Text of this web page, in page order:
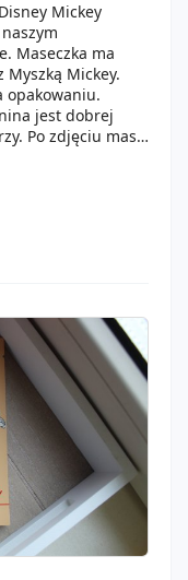
Mickey
Maseczka ma
Mickey.
opakowaniu.
jest dobrej
Po zdjęciu maski
się